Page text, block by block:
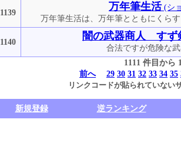
1139
万年筆生活(シ
万年筆生活は、万年筆とともにくら
1140
闇の武器商人 すず
合法ですが危険な
1111 件目から
前へ
29 30 31 32 33 34 35
リンクコードが貼られていない
新規登録 逆ランキング